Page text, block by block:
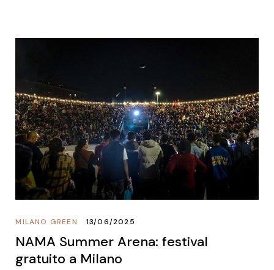
MILANO GREEN 13/06/2025
NAMA Summer Arena: festival
gratuito a Milano